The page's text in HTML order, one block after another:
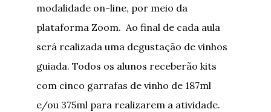
modalidade on-line, por meio da
plataforma Zoom. Ao final de cada aula
será realizada uma degustação de vinhos
guiada. Todos os alunos receberão kits
com cinco garrafas de vinho de 187ml
e/ou 375ml para realizarem a atividade.